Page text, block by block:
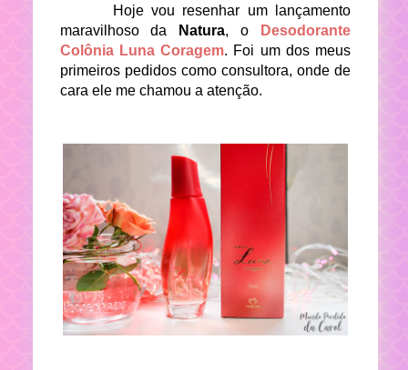
Hoje vou resenhar um lançamento
maravilhoso da
Natura, o
Desodorante
Colônia Luna Coragem. Foi um dos meus
primeiros pedidos como consultora, onde de
cara ele me chamou a atenção.